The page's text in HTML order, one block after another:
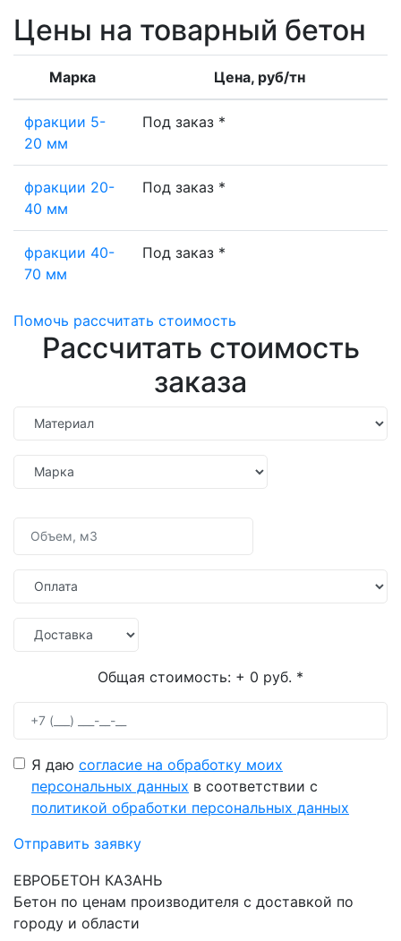
Цены на товарный бетон
Марка Цена, руб/тн
фракции 5-
20 мм
Под заказ *
фракции 20-
40 мм
Под заказ *
фракции 40-
70 мм
Под заказ *
Помочь рассчитать стоимость
Рассчитать стоимость
заказа
Общая стоимость: + 0 руб. *
Я даю согласие на обработку моих
персональных данных в соответствии с
политикой обработки персональных данных
Отправить заявку
ЕВРОБЕТОН КАЗАНЬ
Бетон по ценам производителя с доставкой по
городу и области